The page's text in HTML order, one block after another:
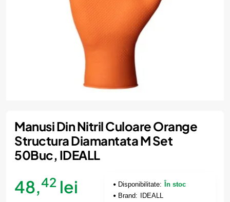
Manusi Din Nitril Culoare Orange
Structura Diamantata M Set
50Buc, IDEALL
48,42 lei Disponibilitate:
În stoc
Brand:
IDEALL